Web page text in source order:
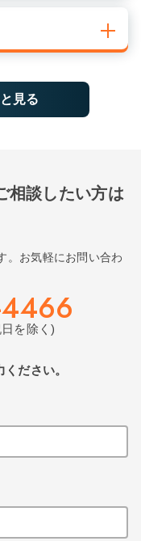
見る
相談したい方は
。お気軽にお問い合わ
を除く)
ださい。